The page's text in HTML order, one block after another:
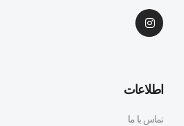
اطلاعات
تماس با ما